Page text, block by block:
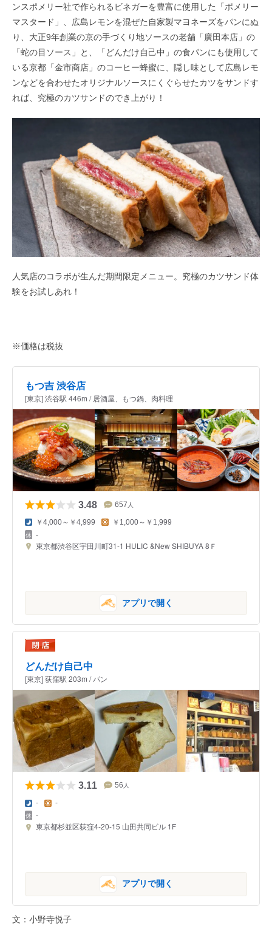
ンスポメリー社で作られるビネガーを豊富に使用した「ポメリー
マスタード」、広島レモンを混ぜた自家製マヨネーズをパンにぬ
り、大正9年創業の京の手づくり地ソースの老舗「廣田本店」の
「蛇の目ソース」と、「どんだけ自己中」の食パンにも使用して
いる京都「金市商店」のコーヒー蜂蜜に、隠し味として広島レモ
ンなどを合わせたオリジナルソースにくぐらせたカツをサンドす
れば、究極のカツサンドのでき上がり！
人気店のコラボが生んだ期間限定メニュー。究極のカツサンド体
験をお試しあれ！
※価格は税抜
もつ吉 渋谷店
[東京] 渋谷駅 446m / 居酒屋、もつ鍋、肉料理
3.48 657 人
￥4,000～￥4,999 ￥1,000～￥1,999
-
東京都渋谷区宇田川町31-1 HULIC &New SHIBUYA 8Ｆ
アプリで開く
どんだけ自己中
[東京] 荻窪駅 203m / パン
3.11 56 人
- -
-
東京都杉並区荻窪4-20-15 山田共同ビル 1F
アプリで開く
文：小野寺悦子